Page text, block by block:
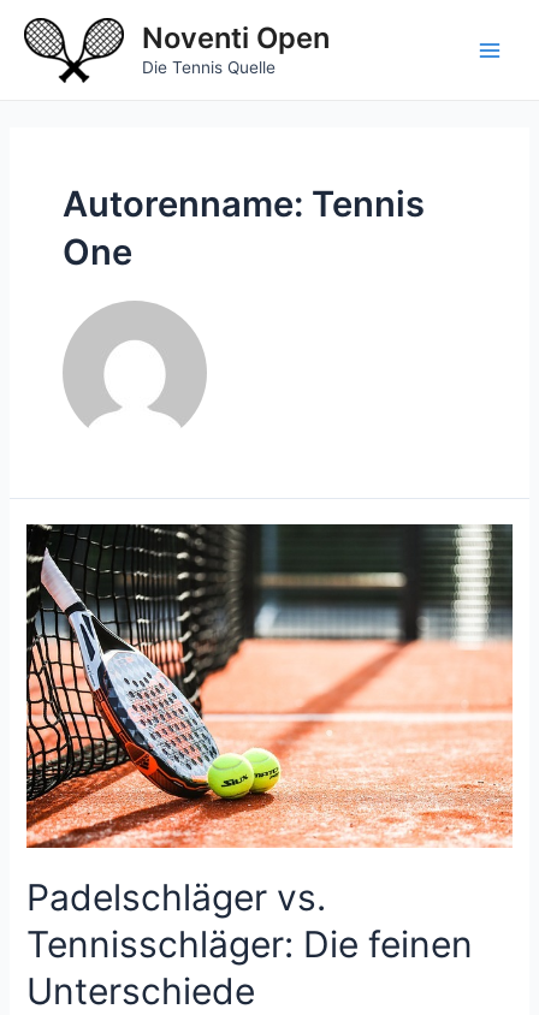
Inhalt
springen
Noventi Open
Die Tennis Quelle
Autorenname: Tennis
One
Padelschläger vs.
Tennisschläger: Die feinen
Unterschiede